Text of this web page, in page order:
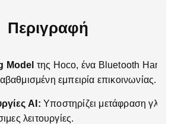
Περιγραφή
Model της Hoco, ένα Bluetooth
εμπειρία επικοινωνίας.
AI: Υποστηρίζει μετάφραση
λειτουργίες.